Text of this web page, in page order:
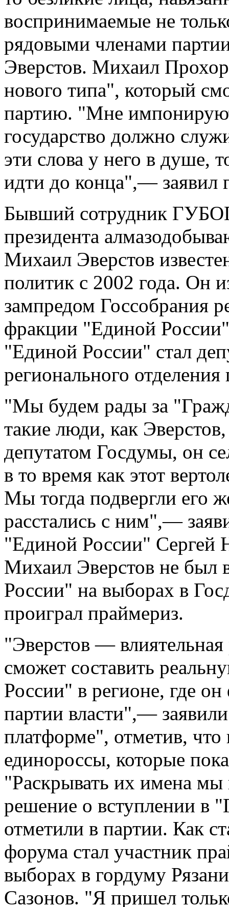
воспринимаемые не
рядовыми членами
Эверстов. Михаил
нового типа", который
партию. "Мне
государство должно
эти слова у него в душе,
идти до конца",— заявил
Бывший сотрудник
президента
Михаил Эверстов
политик с 2002 года. Он
зампредом Госсобрания
фракции "Единой
"Единой России" стал
регионального отделения
"Мы будем рады за
такие люди, как
депутатом Госдумы, он
в то время как этот
Мы тогда подвергли его
расстались с ним",—
"Единой России" Сергей
Михаил Эверстов не был
России" на выборах в
проиграл праймериз.
"Эверстов —
сможет составить
России" в регионе, где он
партии власти",—
платформе", отметив,
единороссы, которые
"Раскрывать их имена
решение о вступлении
отметили в партии. Как
форума стал участник
выборах в гордуму
Сазонов. "Я пришел